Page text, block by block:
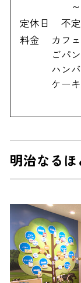
定休日
不
料金
カフ
ごパ
ハン
ケー
明治なる